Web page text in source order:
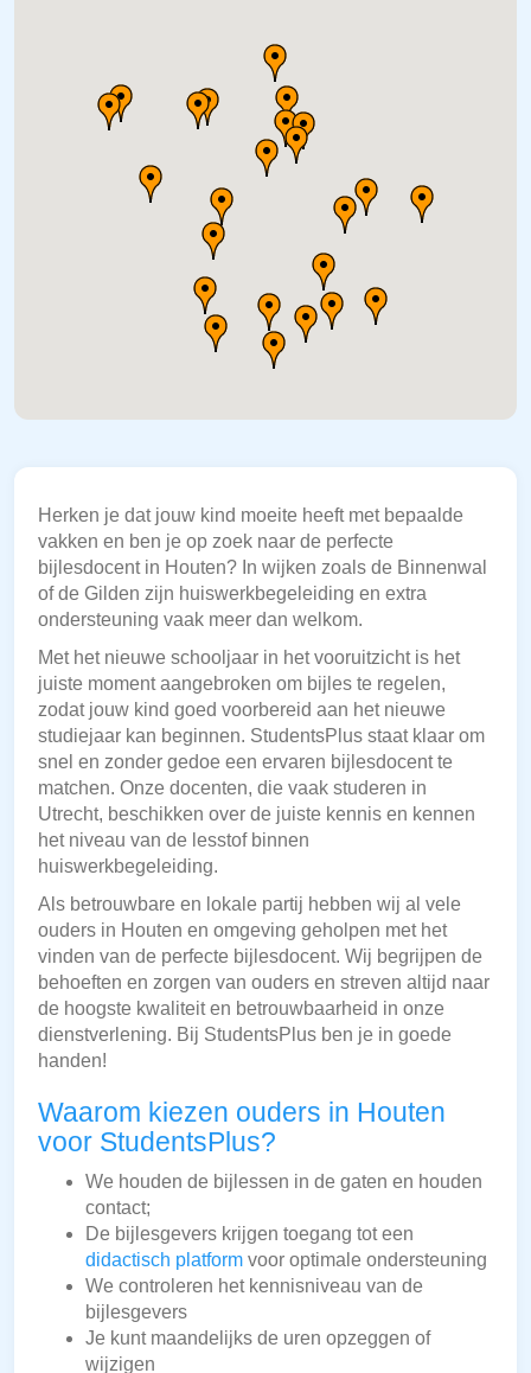
Herken je dat jouw kind moeite heeft met bepaalde
vakken en ben je op zoek naar de perfecte
bijlesdocent in Houten? In wijken zoals de Binnenwal
of de Gilden zijn huiswerkbegeleiding en extra
ondersteuning vaak meer dan welkom.
Met het nieuwe schooljaar in het vooruitzicht is het
juiste moment aangebroken om bijles te regelen,
zodat jouw kind goed voorbereid aan het nieuwe
studiejaar kan beginnen. StudentsPlus staat klaar om
snel en zonder gedoe een ervaren bijlesdocent te
matchen. Onze docenten, die vaak studeren in
Utrecht, beschikken over de juiste kennis en kennen
het niveau van de lesstof binnen
huiswerkbegeleiding.
Als betrouwbare en lokale partij hebben wij al vele
ouders in Houten en omgeving geholpen met het
vinden van de perfecte bijlesdocent. Wij begrijpen de
behoeften en zorgen van ouders en streven altijd naar
de hoogste kwaliteit en betrouwbaarheid in onze
dienstverlening. Bij StudentsPlus ben je in goede
handen!
Waarom kiezen ouders in Houten
voor StudentsPlus?
We houden de bijlessen in de gaten en houden
contact;
De bijlesgevers krijgen toegang tot een
didactisch platform voor optimale ondersteuning
We controleren het kennisniveau van de
bijlesgevers
Je kunt maandelijks de uren opzeggen of
wijzigen